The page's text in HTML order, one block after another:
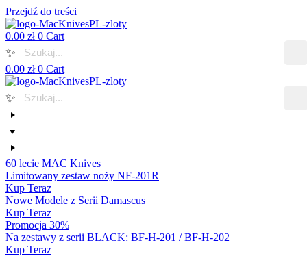
Przejdź do treści
0.00 zł 0 Cart
✨
0.00 zł 0 Cart
✨
60 lecie MAC Knives
Limitowany zestaw noży NF-201R
Kup Teraz
Nowe Modele z Serii Damascus
Kup Teraz
Promocja 30%
Na zestawy z serii BLACK: BF-H-201 / BF-H-202
Kup Teraz